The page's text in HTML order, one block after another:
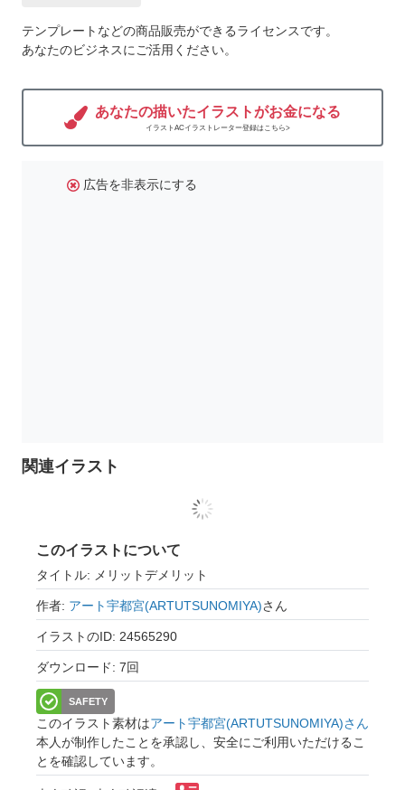
テンプレートなどの商品販売ができるライセンスです。
あなたのビジネスにご活用ください。
あなたの描いたイラストがお金になる
イラストACイラストレーター登録はこちら>
広告を非表示にする
関連イラスト
このイラストについて
タイトル: メリットデメリット
作者: アート宇都宮(ARTUTSUNOMIYA)さん
イラストのID: 24565290
ダウンロード: 7回
SAFETY
このイラスト素材はアート宇都宮(ARTUTSUNOMIYA)さん
本人が制作したことを承認し、安全にご利用いただけるこ
とを確認しています。